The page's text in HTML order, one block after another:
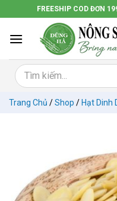
đến
dung
FREESHIP COD ĐƠN
Trang Chủ /Shop / Hạt Dinh